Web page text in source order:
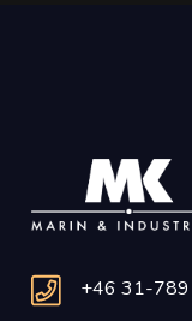
+46 31-